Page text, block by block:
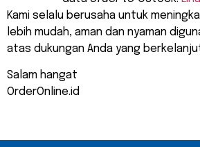
Kami selalu berusaha untuk
lebih mudah, aman dan nyaman
atas dukungan Anda yang
Salam hangat
OrderOnline.id